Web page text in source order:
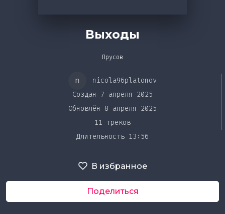
DJ BATTLE
Выходы
Прусов
n
nicola96platonov
Создан 7 апреля 2025
Обновлён 8 апреля 2025
11 треков
Длительность 13:56
В избранное
Поделиться